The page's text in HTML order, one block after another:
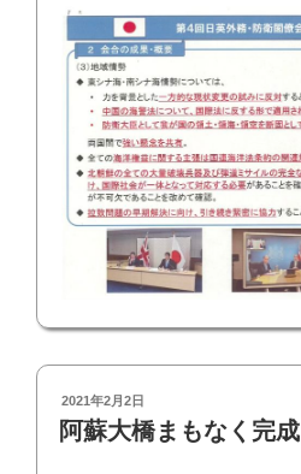
投
稿
日:
2021年2月2日
阿蘇大橋まもなく完成